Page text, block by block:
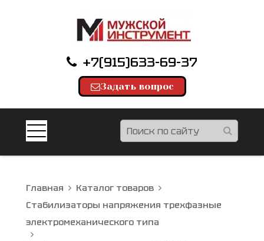
+7(915)633-69-37
Задать вопрос
Главная
Каталог товаров
Стабилизаторы напряжения трехфазные
электромеханического типа